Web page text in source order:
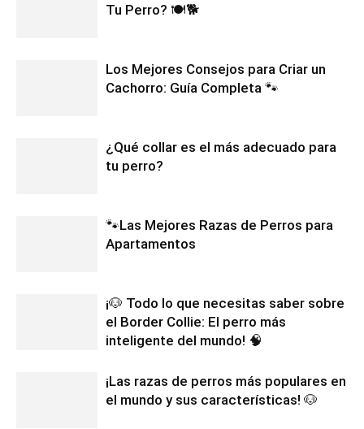
Tu Perro? 🍽️🐕
Los Mejores Consejos para Criar un
Cachorro: Guía Completa 🐾
¿Qué collar es el más adecuado para
tu perro?
🐾Las Mejores Razas de Perros para
Apartamentos
¡🐶 Todo lo que necesitas saber sobre
el Border Collie: El perro más
inteligente del mundo! 🧠
¡Las razas de perros más populares en
el mundo y sus características! 🐶